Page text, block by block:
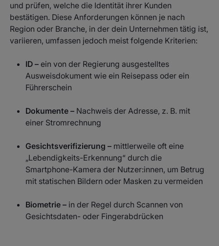
und prüfen, welche die Identität ihrer Kunden
bestätigen. Diese Anforderungen können je nach
Region oder Branche, in der dein Unternehmen tätig ist,
variieren, umfassen jedoch meist folgende Kriterien:
ID – ein von der Regierung ausgestelltes
Ausweisdokument wie ein Reisepass oder ein
Führerschein
Dokumente – Nachweis der Adresse, z. B. mit
einer Stromrechnung
Gesichtsverifizierung – mittlerweile oft eine
„Lebendigkeits-Erkennung“ durch die
Smartphone-Kamera der Nutzer:innen, um Betrug
mit statischen Bildern oder Masken zu vermeiden
Biometrie – in der Regel durch Scannen von
Gesichtsdaten- oder Fingerabdrücken